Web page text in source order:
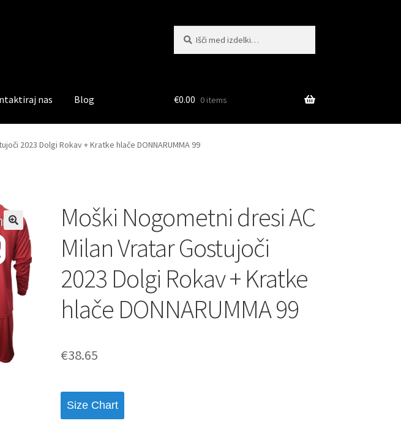
nas Blog €0.00 0 items
2023 Dolgi Rokav + Kratke hlače DONNARUMMA 99
Moški Nogometni dresi AC
Milan Vratar Gostujoči
2023 Dolgi Rokav + Kratke
hlače DONNARUMMA 99
€38.65
Size Chart